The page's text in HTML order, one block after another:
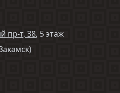
пр-т, 38, 5 этаж